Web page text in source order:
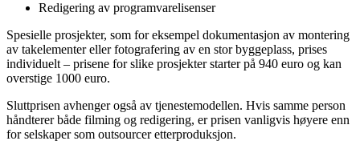
Redigering av programvarelisenser
Spesielle prosjekter, som for eksempel dokumentasjon av montering
av takelementer eller fotografering av en stor byggeplass, prises
individuelt – prisene for slike prosjekter starter på 940 euro og kan
overstige 1000 euro.
Sluttprisen avhenger også av tjenestemodellen. Hvis samme person
håndterer både filming og redigering, er prisen vanligvis høyere enn
for selskaper som outsourcer etterproduksjon.